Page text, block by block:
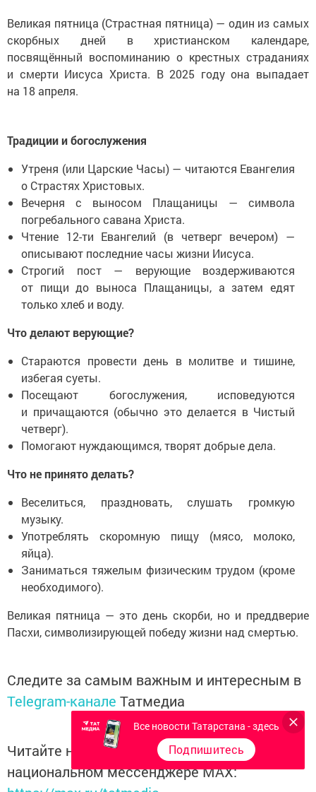
Великая пятница (Страстная пятница) — один из самых
скорбных дней в христианском календаре,
посвящённый воспоминанию о крестных страданиях
и смерти Иисуса Христа. В 2025 году она выпадает
на 18 апреля.
Традиции и богослужения
Утреня (или Царские Часы) — читаются Евангелия
о Страстях Христовых.
Вечерня с выносом Плащаницы — символа
погребального савана Христа.
Чтение 12-ти Евангелий (в четверг вечером) —
описывают последние часы жизни Иисуса.
Строгий пост — верующие воздерживаются
от пищи до выноса Плащаницы, а затем едят
только хлеб и воду.
Что делают верующие?
Стараются провести день в молитве и тишине,
избегая суеты.
Посещают богослужения, исповедуются
и причащаются (обычно это делается в Чистый
четверг).
Помогают нуждающимся, творят добрые дела.
Что не принято делать?
Веселиться, праздновать, слушать громкую
музыку.
Употреблять скоромную пищу (мясо, молоко,
яйца).
Заниматься тяжелым физическим трудом (кроме
необходимого).
Великая пятница — это день скорби, но и преддверие
Пасхи, символизирующей победу жизни над смертью.
Следите за самым важным и интересным в
Telegram-канале Татмедиа
Читайте новости Татарстана в
национальном мессенджере MАХ:
Все новости Татарстана - здесь
Подпишитесь